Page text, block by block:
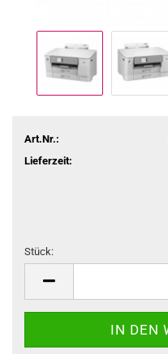
Art.Nr.:
Lieferzeit:
Stück: